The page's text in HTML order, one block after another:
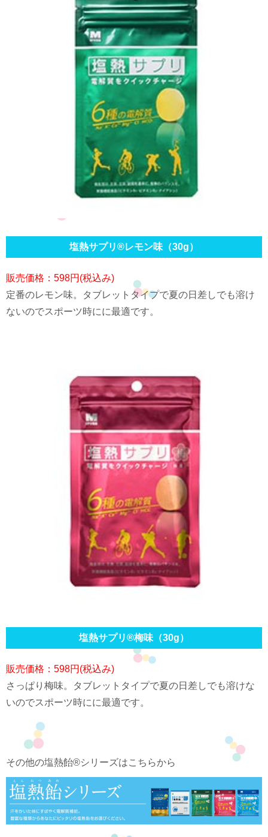
塩熱サプリ®レモン味（30g）
販売価格：598円(税込み)
定番のレモン味。タブレットタイプで夏の日差しでも溶け
ないのでスポーツ時にに最適です。
塩熱サプリ®梅味（30g）
販売価格：598円(税込み)
さっぱり梅味。タブレットタイプで夏の日差しでも溶けな
いのでスポーツ時にに最適です。
その他の塩熱飴®シリーズはこちらから